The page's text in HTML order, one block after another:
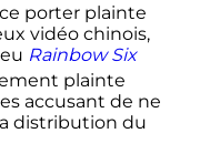
porter plainte
vidéo chinois,
Rainbow Six
plainte
accusant de ne
distribution du